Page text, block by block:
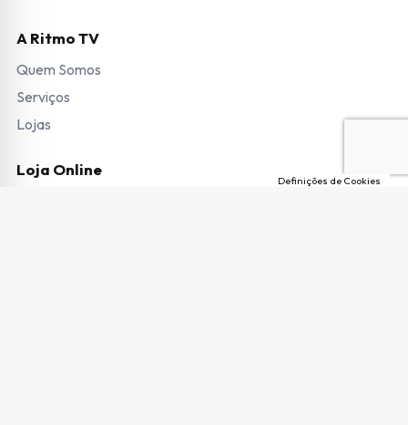
A Ritmo TV
Quem Somos
Serviços
Lojas
Loja Online
Definições de Cookies